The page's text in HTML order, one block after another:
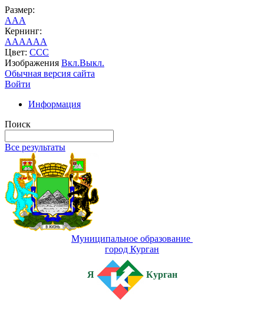
Размер:
AAA
Кернинг:
AAAAAA
Цвет: CCC
Изображения Вкл.Выкл.
Обычная версия сайта
Войти
Информация
Поиск
Все результаты
Муниципальное образование
город Курган
Я Курган